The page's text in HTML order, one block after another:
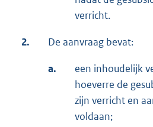
verricht.
2. De aanvraag bevat:
a.
een inhoudelijk
hoeverre de
zijn verricht en
voldaan;